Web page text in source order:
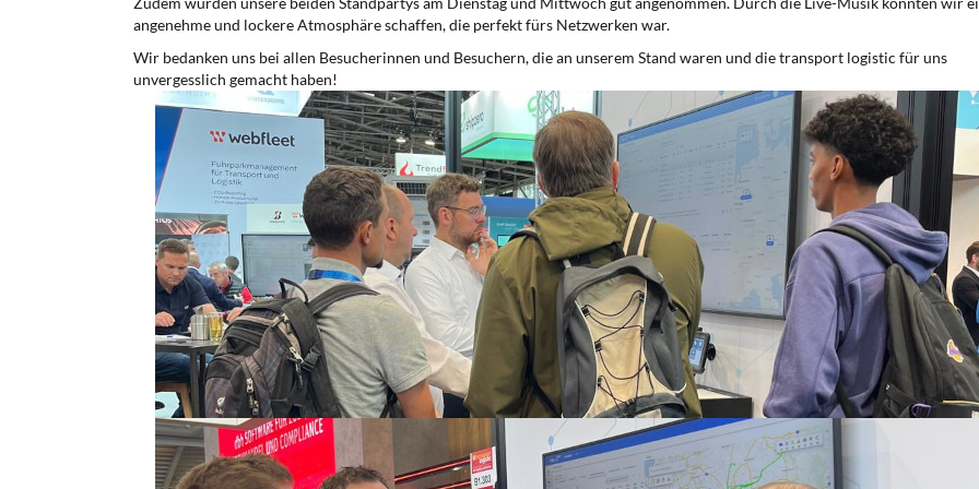
angenehme und lockere Atmosphäre schaffen, die perfekt fürs Netzwerken war.
Wir bedanken uns bei allen Besucherinnen und Besuchern, die an unserem Stand waren und die transport logistic für uns
unvergesslich gemacht haben!